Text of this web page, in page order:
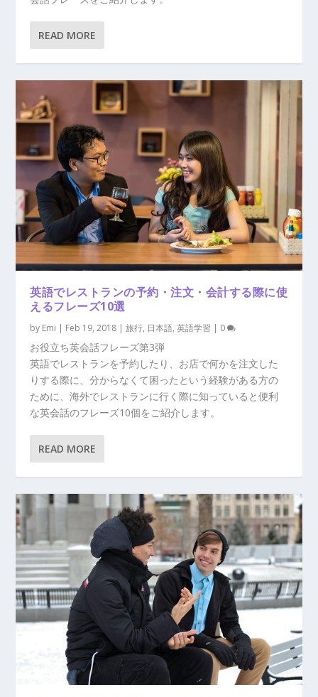
READ MORE
英語でレストランの予約・注文・会計する際に使
えるフレーズ10選
by Emi | Feb 19, 2018 |旅行, 日本語,英語学習 | 0
お役立ち英会話フレーズ第3弾
英語でレストランを予約したり、お店で何かを注文した
りする際に、分からなくて困ったという経験がある方の
ために、海外でレストランに行く際に知っていると便利
な英会話のフレーズ10個をご紹介します。
READ MORE